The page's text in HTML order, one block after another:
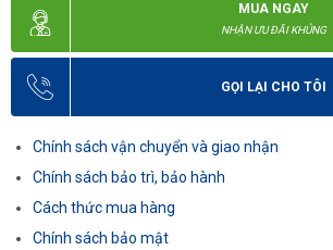
MUA NGAY
NHẬN ƯU ĐÃI KHỦNG
GỌI LẠI CHO TÔI
Chính sách vận chuyển và giao nhận
Chính sách bảo trì, bảo hành
Cách thức mua hàng
Chính sách bảo mật